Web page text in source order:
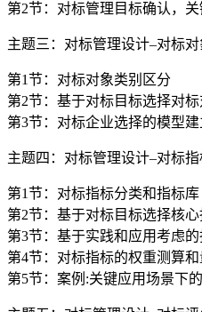
第2节：对标管理目标确认，
主题三：对标管理设计–对标
第1节：对标对象类别区分
第2节：基于对标目标选择对标
第3节：对标企业选择的模型建
主题四：对标管理设计–对标
第1节：对标指标分类和指标库
第2节：基于对标目标选择核
第3节：基于实践和应用考虑
第4节：对标指标的权重测算
第5节：案例:关键应用场景下